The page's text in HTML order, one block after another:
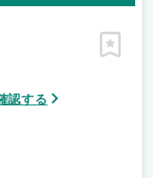
認する
ピン留